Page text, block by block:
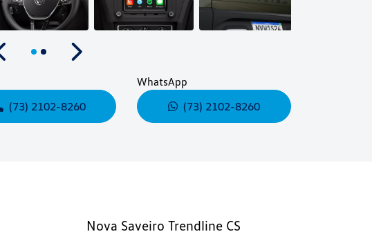
Anterior
Próximo
(73) 2102-8260
WhatsApp
(73) 2102-8260
Nova Saveiro Trendline CS